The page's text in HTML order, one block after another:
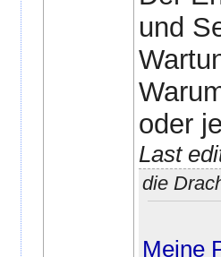
und
oder
Last
die
Meine